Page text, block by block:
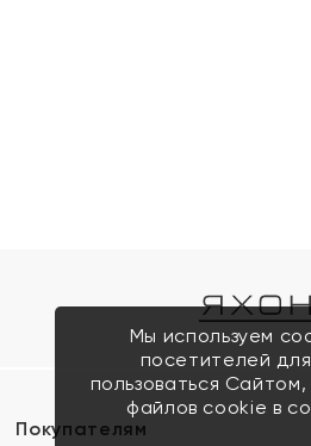
Покупателям
Мы используем
посетителей
пользоваться
файлов cookie в